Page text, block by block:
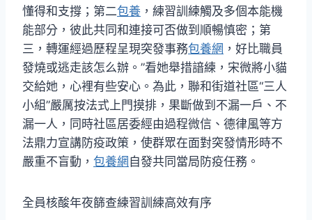
懂得和支撐；第二包養 ，練習訓練觸及多個本能機
能部分，彼此共同和連接可否做到順暢慎密；第
三，轉運經過歷程呈現突發事務包養網 ，好比職員
發燒或逃走該怎么辦。”看她舉措諳練，宋微將小貓
交給她，心裡有些安心。為此，聯和街道社區“三人
小組”嚴厲按法式上門摸排，果斷做到不漏一戶、不
漏一人，同時社區居委經由過程微信、德律風等方
法鼎力宣講防疫政策，使群眾在面對突發情形時不
嚴重不盲動， 包養網 自發共同當局防疫任務。
全員核酸年夜篩查練習訓練高效有序